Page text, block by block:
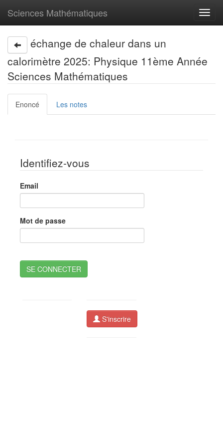
Sciences Mathématiques
échange de chaleur dans un
calorimètre 2025: Physique 11ème Année
Sciences Mathématiques
Enoncé Les notes
Identifiez-vous
Email
Mot de passe
SE CONNECTER
S'inscrire